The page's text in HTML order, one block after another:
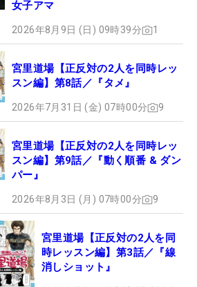
女子アマ
2026年8月9日 (日) 09時39分 1
宮里道場【正反対の2人を同時レッ
スン編】第8話／『タメ』
2026年7月31日 (金) 07時00分 9
宮里道場【正反対の2人を同時レッ
スン編】第9話／『動く順番 & ダン
パー』
2026年8月3日 (月) 07時00分 9
宮里道場【正反対の2人を同
時レッスン編】第3話／『線
消しショット』